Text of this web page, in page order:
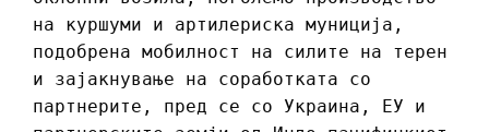
на куршуми и артилериска муниција,
подобрена мобилност на силите на терен
и зајакнување на соработката со
партнерите, пред се со Украина, ЕУ и